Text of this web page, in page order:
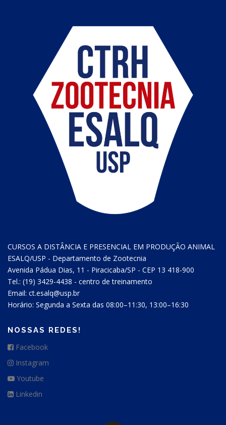
CURSOS A DISTÂNCIA E PRESENCIAL EM PRODUÇÃO ANIMAL
ESALQ/USP - Departamento de Zootecnia
Avenida Pádua Dias, 11 - Piracicaba/SP - CEP 13 418-900
Tel.: (19) 3429-4438 - centro de treinamento
Email: ct.esalq@usp.br
Horário: Segunda a Sexta das 08:00–11:30, 13:00–16:30
NOSSAS REDES!
Facebook
Instagram
Youtube
Linkedin